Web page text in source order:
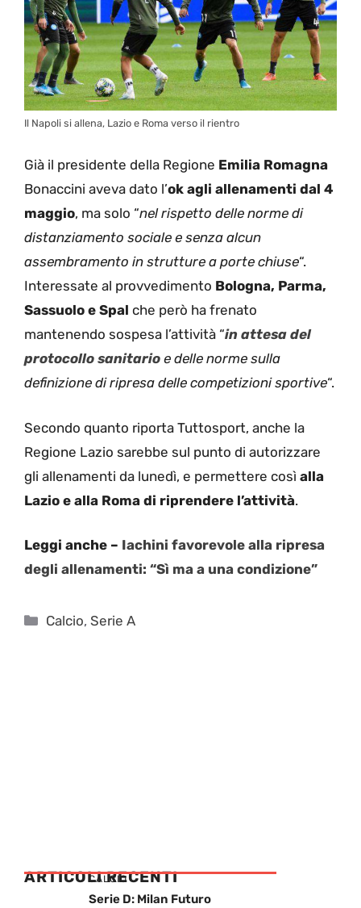
Il Napoli si allena, Lazio e Roma verso il rientro
Già il presidente della Regione Emilia Romagna
Bonaccini aveva dato l’ok agli allenamenti dal 4
maggio, ma solo “nel rispetto delle norme di
distanziamento sociale e senza alcun
assembramento in strutture a porte chiuse“.
Interessate al provvedimento Bologna, Parma,
Sassuolo e Spal che però ha frenato
mantenendo sospesa l’attività “in attesa del
protocollo sanitario e delle norme sulla
definizione di ripresa delle competizioni sportive“.
Secondo quanto riporta Tuttosport, anche la
Regione Lazio sarebbe sul punto di autorizzare
gli allenamenti da lunedì, e permettere così alla
Lazio e alla Roma di riprendere l’attività.
Leggi anche – Iachini favorevole alla ripresa
degli allenamenti: “Sì ma a una condizione”
Categorie
Calcio,Serie A
ARTICOLI RECENTI
CALCIO
Serie D: Milan Futuro